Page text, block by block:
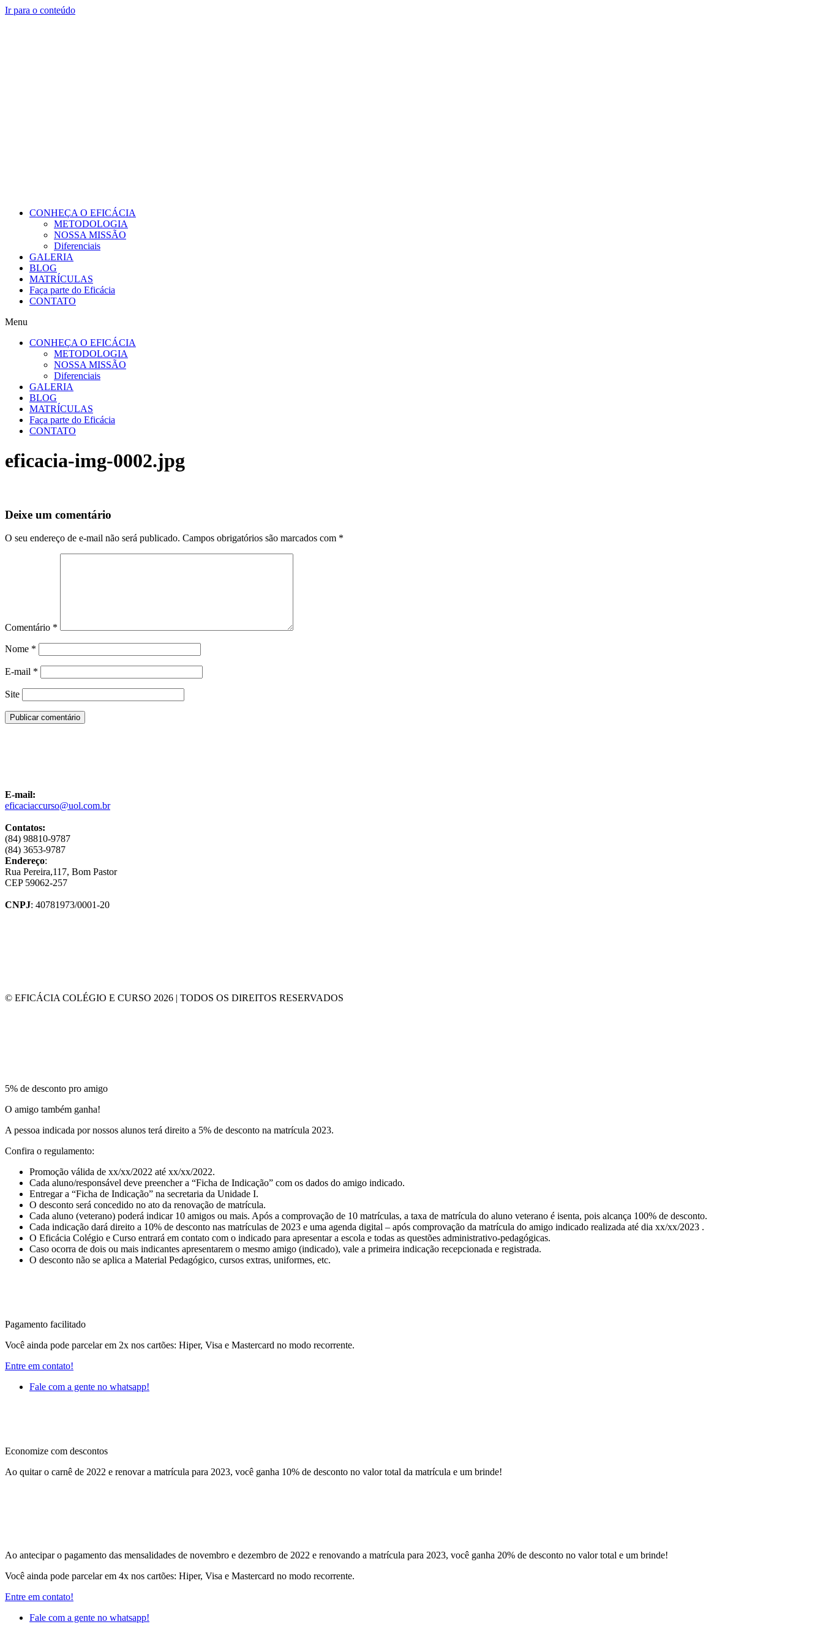
Ir para o conteúdo
CONHEÇA O EFICÁCIA
METODOLOGIA
NOSSA MISSÃO
Diferenciais
GALERIA
BLOG
MATRÍCULAS
Faça parte do Eficácia
CONTATO
Menu
CONHEÇA O EFICÁCIA
METODOLOGIA
NOSSA MISSÃO
Diferenciais
GALERIA
BLOG
MATRÍCULAS
Faça parte do Eficácia
CONTATO
eficacia-img-0002.jpg
Deixe um comentário
O seu endereço de e-mail não será publicado. Campos obrigatórios são marcados com *
Comentário *
Nome *
E-mail *
Site
E-mail:
eficaciaccurso@uol.com.br
Contatos:
(84) 98810-9787
(84) 3653-9787
Endereço:
Rua Pereira,117, Bom Pastor
CEP 59062-257
CNPJ: 40781973/0001-20
© EFICÁCIA COLÉGIO E CURSO 2026 | TODOS OS DIREITOS RESERVADOS
5% de desconto pro amigo
O amigo também ganha!
A pessoa indicada por nossos alunos terá direito a 5% de desconto na matrícula 2023.
Confira o regulamento:
Promoção válida de xx/xx/2022 até xx/xx/2022.
Cada aluno/responsável deve preencher a “Ficha de Indicação” com os dados do amigo indicado.
Entregar a “Ficha de Indicação” na secretaria da Unidade I.
O desconto será concedido no ato da renovação de matrícula.
Cada aluno (veterano) poderá indicar 10 amigos ou mais. Após a comprovação de 10 matrículas, a taxa de matrícula do aluno veterano é isenta, pois alcança 100% de desconto.
Cada indicação dará direito a 10% de desconto nas matrículas de 2023 e uma agenda digital – após comprovação da matrícula do amigo indicado realizada até dia xx/xx/2023 .
O Eficácia Colégio e Curso entrará em contato com o indicado para apresentar a escola e todas as questões administrativo-pedagógicas.
Caso ocorra de dois ou mais indicantes apresentarem o mesmo amigo (indicado), vale a primeira indicação recepcionada e registrada.
O desconto não se aplica a Material Pedagógico, cursos extras, uniformes, etc.
Pagamento facilitado
Você ainda pode parcelar em 2x nos cartões: Hiper, Visa e Mastercard no modo recorrente.
Entre em contato!
Fale com a gente no whatsapp!
Economize com descontos
Ao quitar o carnê de 2022 e renovar a matrícula para 2023, você ganha 10% de desconto no valor total da matrícula e um brinde!
Ao antecipar o pagamento das mensalidades de novembro e dezembro de 2022 e renovando a matrícula para 2023, você ganha 20% de desconto no valor total e um brinde!
Você ainda pode parcelar em 4x nos cartões: Hiper, Visa e Mastercard no modo recorrente.
Entre em contato!
Fale com a gente no whatsapp!